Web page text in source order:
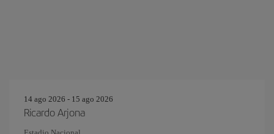
14 ago 2026 - 15 ago 2026
Ricardo Arjona